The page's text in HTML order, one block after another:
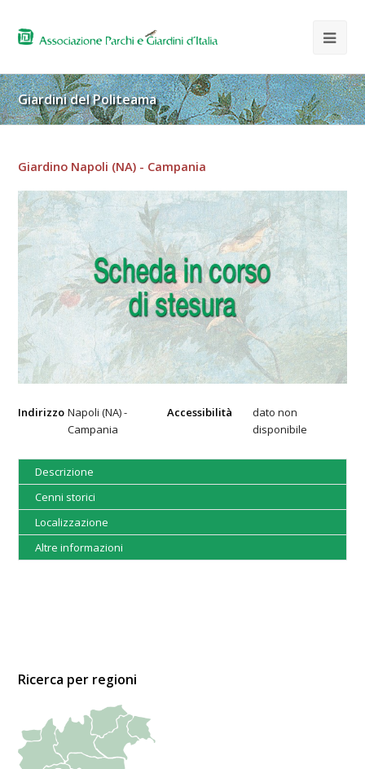
Giardini del Politeama
Giardino Napoli (NA) - Campania
Indirizzo Napoli (NA) -
Campania
Accessibilità
dato non
disponibile
Descrizione
Cenni storici
Localizzazione
Altre informazioni
Ricerca per regioni